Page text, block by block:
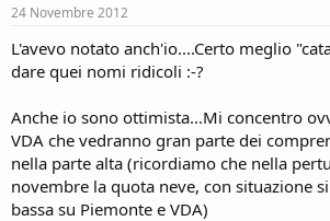
24 Novembre 2012
L'avevo notato anch'io....Certo meglio
dare quei nomi ridicoli :-?
Anche io sono ottimista...Mi concentro
VDA che vedranno gran parte dei
nella parte alta (ricordiamo che nella
novembre la quota neve, con situazione
bassa su Piemonte e VDA)